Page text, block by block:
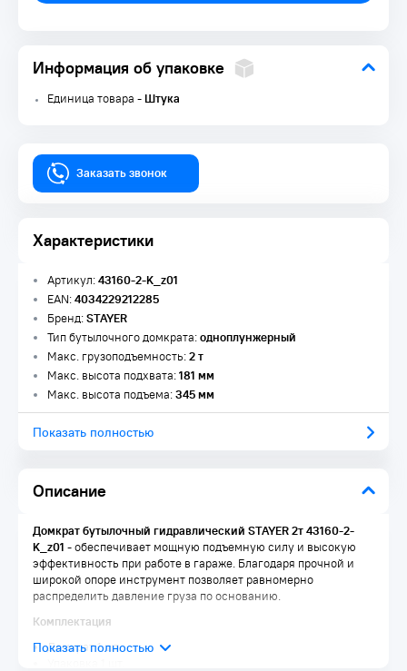
Информация об упаковке
Единица товара -Штука
Заказать звонок
Характеристики
Описание
Артикул:43160-2-K_z01
EAN:4034229212285
Бренд:STAYER
Тип бутылочного домкрата:одноплунжерный
Макс. грузоподъемность:2 т
Макс. высота подхвата:181 мм
Макс. высота подъема:345 мм
Показать полностью
Домкрат бутылочный гидравлический STAYER 2т 43160-2-
K_z01 - обеспечивает мощную подъемную силу и высокую
эффективность при работе в гараже. Благодаря прочной и
широкой опоре инструмент позволяет равномерно
распределить давление груза по основанию.
Комплектация
Домкрат 1 шт.